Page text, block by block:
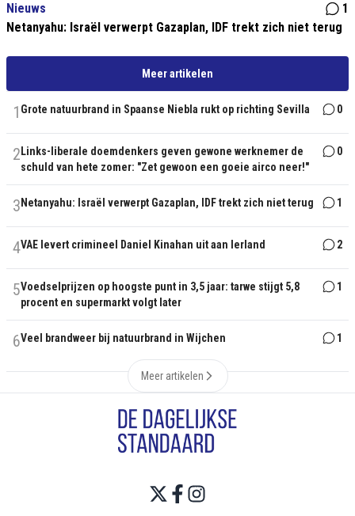
Nieuws
1
Netanyahu: Israël verwerpt Gazaplan, IDF trekt zich niet terug
Meer artikelen
1 Grote natuurbrand in Spaanse Niebla rukt op richting Sevilla 0
2 Links-liberale doemdenkers geven gewone werknemer de
schuld van hete zomer: "Zet gewoon een goeie airco neer!"
0
3 Netanyahu: Israël verwerpt Gazaplan, IDF trekt zich niet terug 1
4VAE levert crimineel Daniel Kinahan uit aan Ierland 2
5Voedselprijzen op hoogste punt in 3,5 jaar: tarwe stijgt 5,8
procent en supermarkt volgt later
1
6Veel brandweer bij natuurbrand in Wijchen 1
Meer artikelen